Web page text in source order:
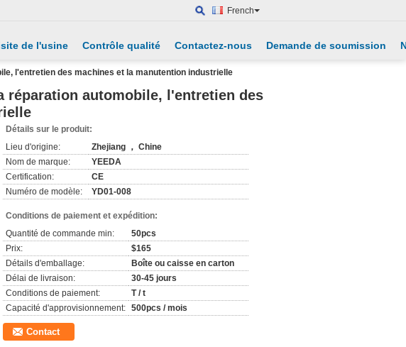
French
de l'usine Contrôle qualité Contactez-nous Demande de soumission
l'entretien des machines et la manutention industrielle
réparation automobile, l'entretien des
Détails sur le produit:
Lieu d'origine:
Zhejiang ， Chine
Nom de marque:
YEEDA
Certification:
CE
Numéro de modèle:
YD01-008
Conditions de paiement et expédition:
Quantité de commande min:
50pcs
Prix:
$165
Détails d'emballage:
Boîte ou caisse en carton
Délai de livraison:
30-45 jours
Conditions de paiement:
T / t
Capacité d'approvisionnement: 500pcs / mois
Contact